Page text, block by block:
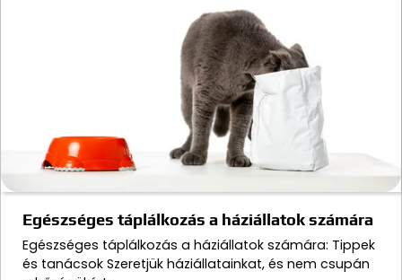
Egészséges táplálkozás a háziállatok számára
Egészséges táplálkozás a háziállatok számára: Tippek
és tanácsok Szeretjük háziállatainkat, és nem csupán